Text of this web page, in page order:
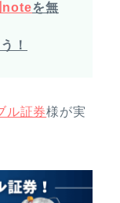
noteを無
！
ル証券様が実